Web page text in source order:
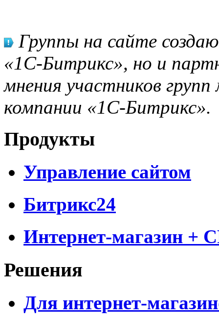
Группы на сайте
«1С-Битрикс», но и
мнения участников
компании «1С-Битрикс».
Продукты
Управление сайтом
Битрикс24
Интернет-магазин +
Решения
Для интернет-